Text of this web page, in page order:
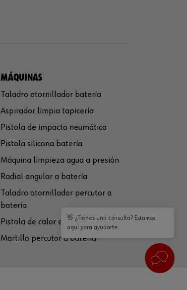
MÁQUINAS
Taladro atornillador batería
Aspirador limpia tapicería
Pistola de impacto neumática
Pistola silicona batería
Máquina limpieza agua a presión
Radial angular a batería
Taladro atornillador percutor a
batería
Pistola de calor eléctrica
Martillo percutor a batería
👋 ¿Tienes una consulta? Estamos
aquí para ayudarte.